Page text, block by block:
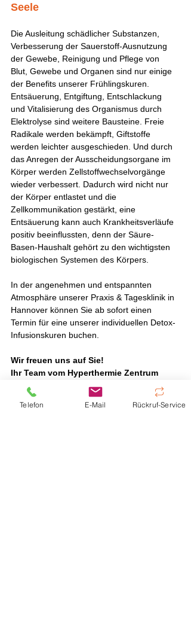
Seele
Die Ausleitung schädlicher Substanzen,
Verbesserung der Sauerstoff-Ausnutzung
der Gewebe, Reinigung und Pflege von
Blut, Gewebe und Organen sind nur einige
der Benefits unserer Frühlingskuren.
Entsäuerung, Entgiftung, Entschlackung
und Vitalisierung des Organismus durch
Elektrolyse sind weitere Bausteine. Freie
Radikale werden bekämpft, Giftstoffe
werden leichter ausgeschieden. Und durch
das Anregen der Ausscheidungsorgane im
Körper werden Zellstoffwechselvorgänge
wieder verbessert. Dadurch wird nicht nur
der Körper entlastet und die
Zellkommunikation gestärkt, eine
Entsäuerung kann auch Krankheitsverläufe
positiv beeinflussten, denn der Säure-
Basen-Haushalt gehört zu den wichtigsten
biologischen Systemen des Körpers.
In der angenehmen und entspannten
Atmosphäre unserer Praxis & Tagesklinik in
Hannover können Sie ab sofort einen
Termin für eine unserer individuellen Detox-
Infusionskuren buchen.
Wir freuen uns auf Sie!
Ihr Team vom Hyperthermie Zentrum
Hanover
Symbolbild "Detox": Pixabay
Telefon E-Mail Rückruf-Service